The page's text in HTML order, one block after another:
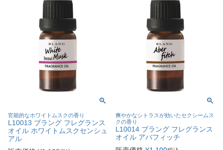
官能的なホワイトムスクの香り
L10013 ブラング フレグランス
オイル ホワイトムスクセンシュ
アル
爽やかなシトラスが効いたセクシームス
クの香り
L10014 ブラング フレグランス
オイル アバフィッチ